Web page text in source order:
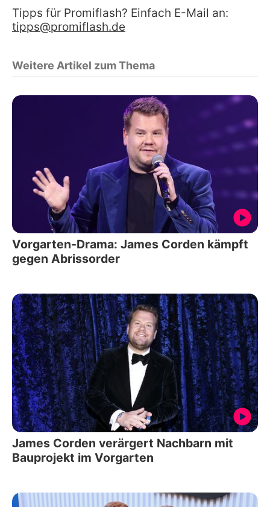
Tipps für Promiflash? Einfach E-Mail an:
tipps@promiflash.de
Weitere Artikel zum Thema
Vorgarten-Drama: James Corden kämpft
gegen Abrissorder
James Corden verärgert Nachbarn mit
Bauprojekt im Vorgarten